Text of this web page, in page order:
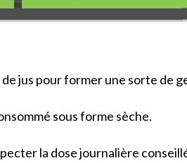
jus pour former une sorte de
sous forme sèche.
la dose journalière